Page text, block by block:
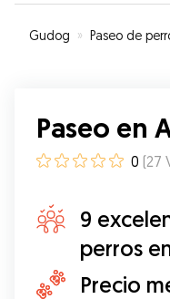
Gudog » Paseo de
Paseo en
0 (27
9
perros
Precio